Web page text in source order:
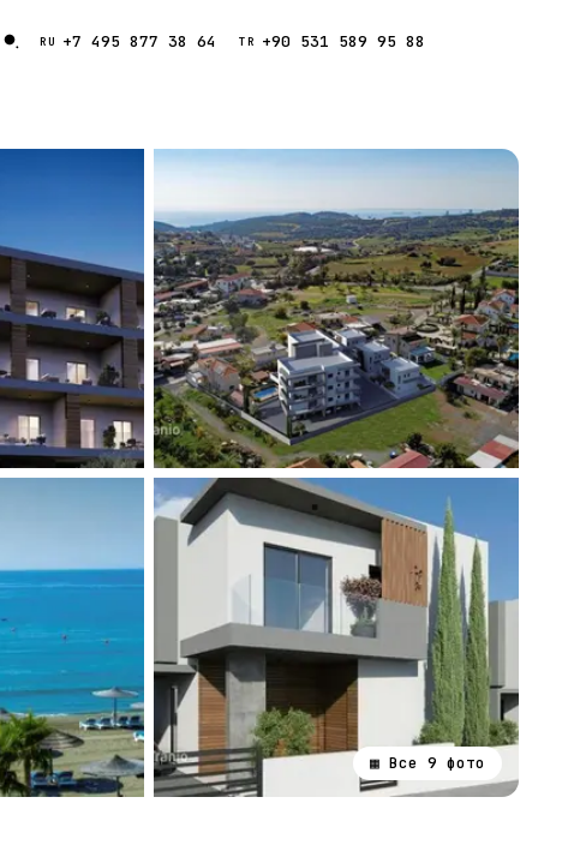
RU +7 495 877 38 64 TR +90 531 589 95 88
Таиланд
▦ Все 9 фото